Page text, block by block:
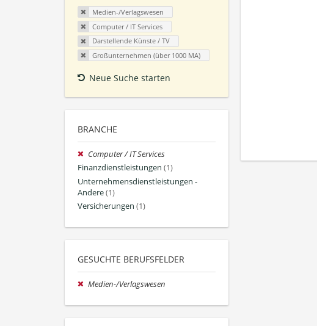
Medien-/Verlagswesen
Computer / IT Services
Darstellende Künste / TV
Großunternehmen (über 1000 MA)
Neue Suche starten
BRANCHE
Computer / IT Services
Finanzdienstleistungen (1)
Unternehmensdienstleistungen -
Andere(1)
Versicherungen (1)
GESUCHTE BERUFSFELDER
Medien-/Verlagswesen